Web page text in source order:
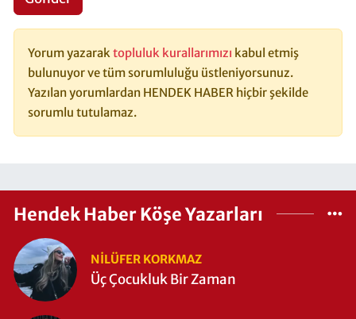
Yorum yazarak topluluk kurallarımızı kabul etmiş
bulunuyor ve tüm sorumluluğu üstleniyorsunuz.
Yazılan yorumlardan HENDEK HABER hiçbir şekilde
sorumlu tutulamaz.
Hendek Haber Köşe Yazarları
NILÜFER KORKMAZ
Üç Çocukluk Bir Zaman